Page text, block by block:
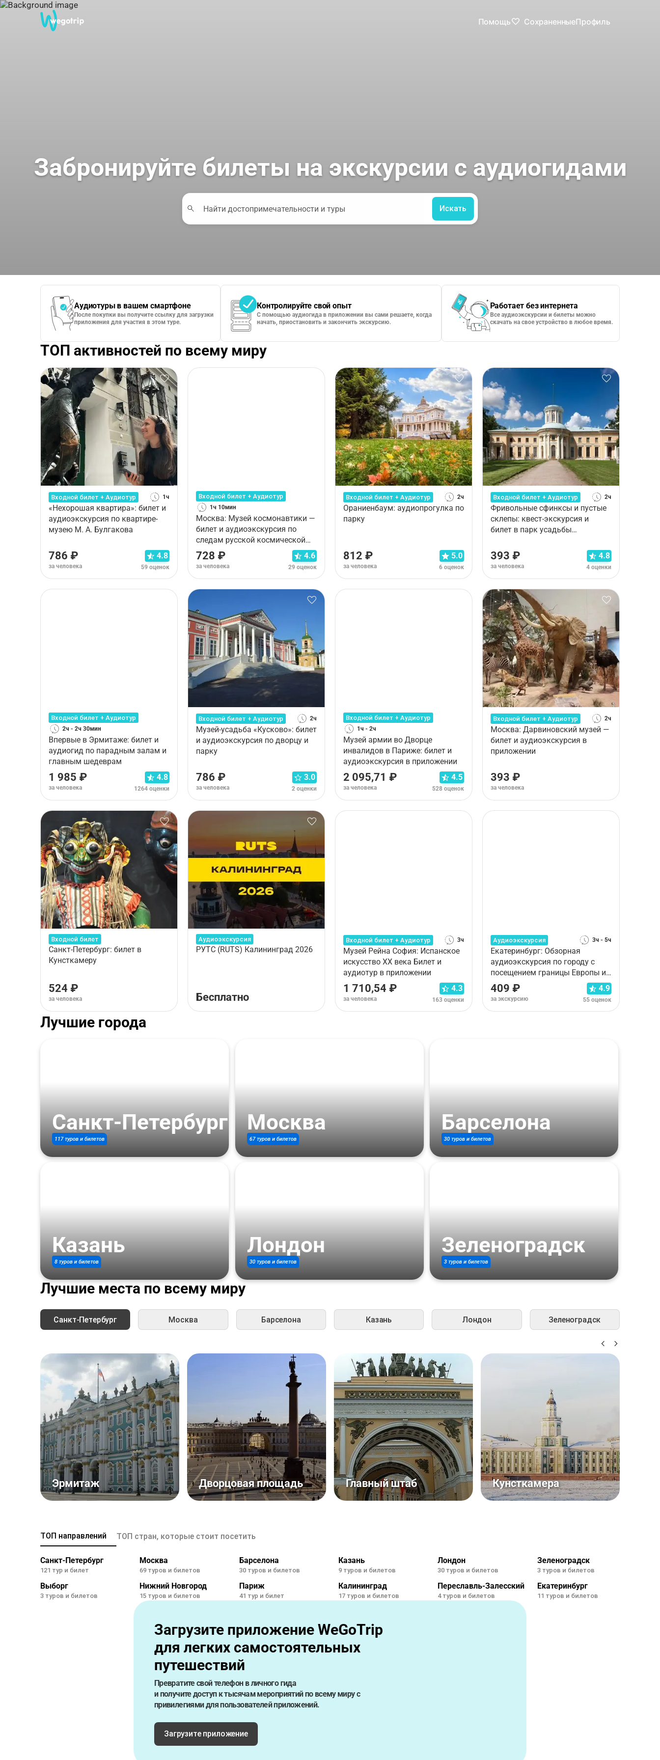
Помощь СохраненныеПрофиль
Забронируйте билеты на экскурсии с аудиогидами
Искать
Аудиотуры в вашем смартфоне
После покупки вы получите ссылку для загрузки
приложения для участия в этом туре.
Контролируйте свой опыт
С помощью аудиогида в приложении вы сами решаете, когда
начать, приостановить и закончить экскурсию.
Работает без интернета
Все аудиоэкскурсии и билеты можно
скачать на свое устройство в любое время.
ТОП активностей по всему миру
Входной билет + Аудиотур 1ч
«Нехорошая квартира»: билет и
аудиоэкскурсия по квартире-
музею М. А. Булгакова
786 ₽
за человека
4.8
59 оценок
Входной билет + Аудиотур
1ч 10мин
Москва: Музей космонавтики —
билет и аудиоэкскурсия по
следам русской космической
одиссеи
728 ₽
за человека
4.6
29 оценок
Входной билет + Аудиотур 2ч
Ораниенбаум: аудиопрогулка по
парку
812 ₽
за человека
5.0
6 оценок
Входной билет + Аудиотур 2ч
Фривольные сфинксы и пустые
склепы: квест-экскурсия и
билет в парк усадьбы
393 ₽
за человека
4.8
4 оценки
Входной билет + Аудиотур
2ч - 2ч 30мин
Впервые в Эрмитаже: билет и
аудиогид по парадным залам и
главным шедеврам
1 985 ₽
за человека
4.8
1264 оценки
Входной билет + Аудиотур 2ч
Музей-усадьба «Кусково»: билет
и аудиоэкскурсия по дворцу и
парку
786 ₽
за человека
3.0
2 оценки
Входной билет + Аудиотур
1ч - 2ч
Музей армии во Дворце
инвалидов в Париже: билет и
аудиоэкскурсия в приложении
2 095,71 ₽
за человека
4.5
528 оценок
Входной билет + Аудиотур 2ч
Москва: Дарвиновский музей —
билет и аудиоэкскурсия в
приложении
393 ₽
за человека
Входной билет
Санкт-Петербург: билет в
Кунсткамеру
524 ₽
за человека
Аудиоэкскурсия
РУТС (RUTS) Калининград 2026
Бесплатно
Входной билет + Аудиотур 3ч
Музей Рейна София: Испанское
искусство XX века Билет и
аудиотур в приложении
1 710,54 ₽
за человека
4.3
163 оценки
Аудиоэкскурсия 3ч - 5ч
Екатеринбург: Обзорная
аудиоэкскурсия по городу с
посещением границы Европы и
Азии
409 ₽
за экскурсию
4.9
55 оценок
Лучшие города
Санкт-Петербург
117 туров и билетов
Москва
67 туров и билетов
Барселона
30 туров и билетов
Казань
8 туров и билетов
Лондон
30 туров и билетов
Зеленоградск
3 туров и билетов
Лучшие места по всему миру
Санкт-Петербург Москва Барселона Казань Лондон Зеленоградск
Эрмитаж Дворцовая площадь Главный штаб Кунсткамера
ТОП направлений ТОП стран, которые стоит посетить
Санкт-Петербург
121 тур и билет
Москва
69 туров и билетов
Барселона
30 туров и билетов
Казань
9 туров и билетов
Лондон
30 туров и билетов
Зеленоградск
3 туров и билетов
Выборг
3 туров и билетов
Нижний Новгород
15 туров и билетов
Париж
41 тур и билет
Калининград
17 туров и билетов
Переславль-Залесский
4 туров и билетов
Екатеринбург
11 туров и билетов
Загрузите приложение WeGoTrip
для легких самостоятельных
путешествий
Превратите свой телефон в личного гида
и получите доступ к тысячам мероприятий по всему миру с
привилегиями для пользователей приложений.
Загрузите приложение